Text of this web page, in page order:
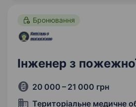
Бронювання
Інженер з
20 000 – 21 000 грн
Територіальне медичне